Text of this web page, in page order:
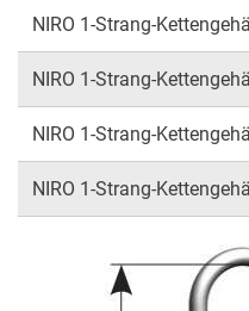
NIRO 1-Strang-
NIRO 1-Strang-
NIRO 1-Strang-
NIRO 1-Strang-